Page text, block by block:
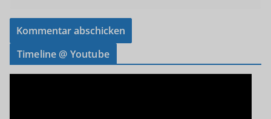
Timeline @ Youtube